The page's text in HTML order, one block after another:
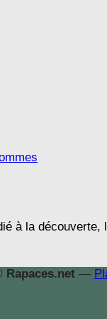
à la
Rapaces.net —